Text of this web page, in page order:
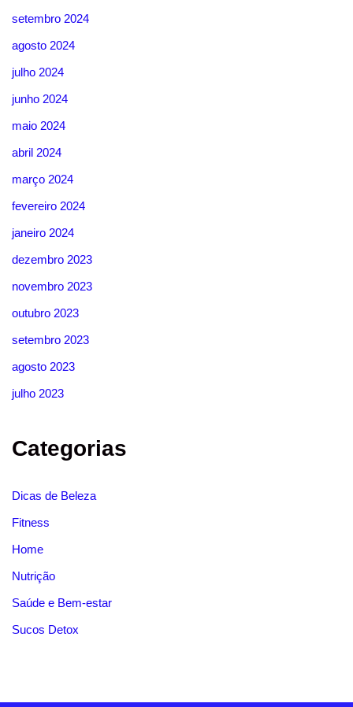
setembro 2024
agosto 2024
julho 2024
junho 2024
maio 2024
abril 2024
março 2024
fevereiro 2024
janeiro 2024
dezembro 2023
novembro 2023
outubro 2023
setembro 2023
agosto 2023
julho 2023
Categorias
Dicas de Beleza
Fitness
Home
Nutrição
Saúde e Bem-estar
Sucos Detox